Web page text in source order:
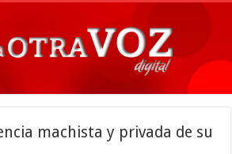
machista y privada de su